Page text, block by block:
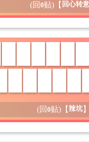
(回0贴) 【 回心转
(回0贴) 【辣坑